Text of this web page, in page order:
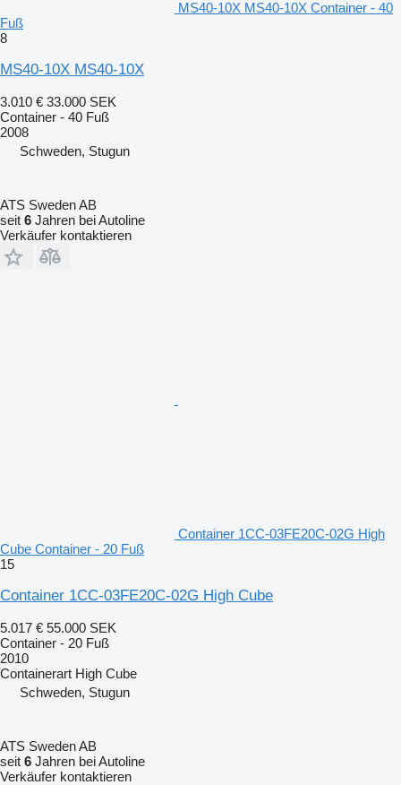
MS40-10X MS40-10X Container - 40
Fuß
8
MS40-10X MS40-10X
3.010 € 33.000 SEK
Container - 40 Fuß
2008
Schweden, Stugun
ATS Sweden AB
seit 6 Jahren bei Autoline
Verkäufer kontaktieren
Container 1CC-03FE20C-02G High
Cube Container - 20 Fuß
15
Container 1CC-03FE20C-02G High Cube
5.017 € 55.000 SEK
Container - 20 Fuß
2010
Containerart High Cube
Schweden, Stugun
ATS Sweden AB
seit 6 Jahren bei Autoline
Verkäufer kontaktieren